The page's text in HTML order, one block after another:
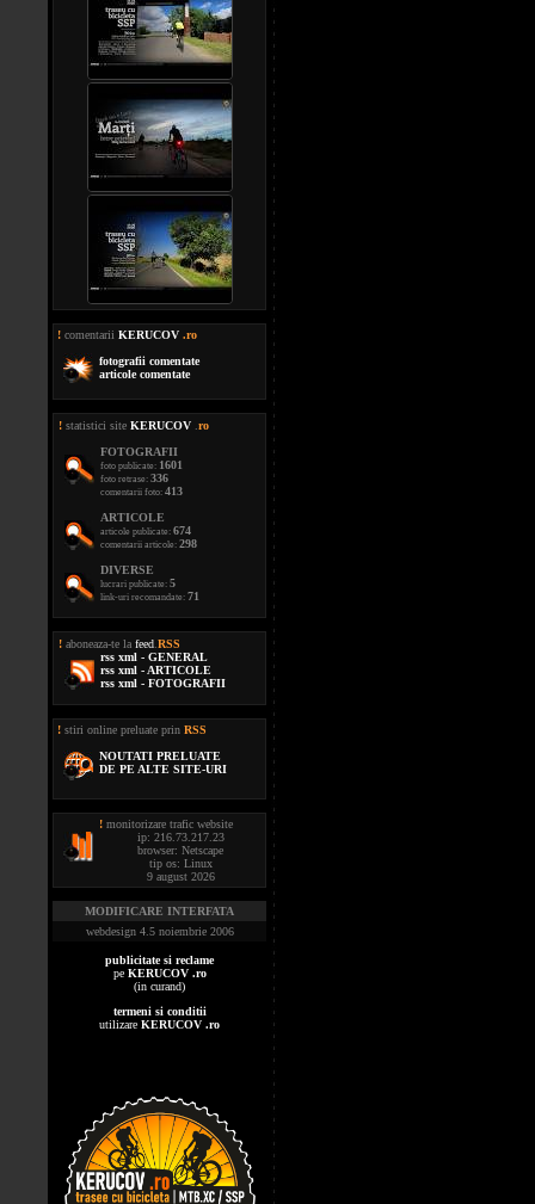
! comentarii KERUCOV .ro
fotografii comentate
articole comentate
! statistici site KERUCOV ro
FOTOGRAFII
foto publicate: 1601
foto retrase: 336
comentarii foto: 413
ARTICOLE
articole publicate: 674
comentarii articole: 298
DIVERSE
lucrari publicate: 5
link-uri recomandate: 71
! aboneaza-te la feed RSS
rss xml - GENERAL
rss xml - ARTICOLE
rss xml - FOTOGRAFII
! stiri online preluate prin RSS
NOUTATI PRELUATE
DE PE ALTE SITE-URI
! monitorizare trafic website
ip: 216.73.217.23
browser: Netscape
tip os: Linux
9 august 2026
MODIFICARE INTERFATA
webdesign 4.5 noiembrie 2006
publicitate si reclame
pe KERUCOV .ro
(in curand)
termeni si conditii
utilizare KERUCOV .ro